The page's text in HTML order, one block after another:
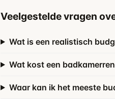
Veelgestelde vragen
Wat is een realistisch
Wat kost een
Waar kan ik het meeste